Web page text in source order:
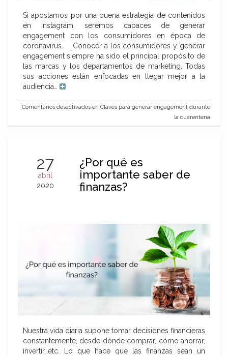
Si apostamos por una buena estrategia de contenidos
en Instagram, seremos capaces de generar
engagement con los consumidores en época de
coronavirus. Conocer a los consumidores y generar
engagement siempre ha sido el principal propósito de
las marcas y los departamentos de marketing. Todas
sus acciones están enfocadas en llegar mejor a la
audiencia…
Comentarios desactivados en Claves para generar engagement durante
la cuarentena
27
abril
2020
¿Por qué es
importante saber de
finanzas?
Nuestra vida diaria supone tomar decisiones financieras
constantemente, desde dónde comprar, cómo ahorrar,
invertir…etc. Lo que hace que las finanzas sean un